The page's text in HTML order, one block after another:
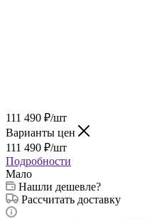
111 490 ₽/шт
Варианты цен
111 490 ₽/шт
Подробности
Мало
Нашли дешевле?
Рассчитать доставку